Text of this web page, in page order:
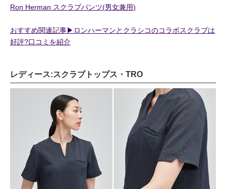
Ron Herman スクラブパンツ(男女兼用)
おすすめ関連記事▶︎ロンハーマンとクラシコのコラボスクラブは
好評?口コミを紹介
レディース:スクラブトップス・TRO